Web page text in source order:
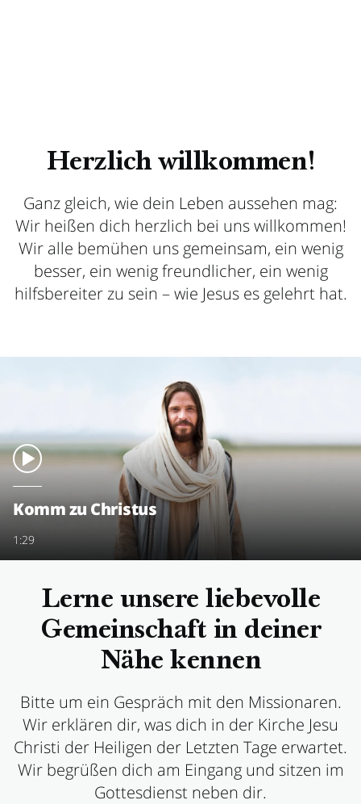
Herzlich willkommen!
Ganz gleich, wie dein Leben aussehen mag:
Wir heißen dich herzlich bei uns willkommen!
Wir alle bemühen uns gemeinsam, ein wenig
besser, ein wenig freundlicher, ein wenig
hilfsbereiter zu sein – wie Jesus es gelehrt hat.
Komm zu Christus
1:29
Lerne unsere liebevolle
Gemeinschaft in deiner
Nähe kennen
Bitte um ein Gespräch mit den Missionaren.
Wir erklären dir, was dich in der Kirche Jesu
Christi der Heiligen der Letzten Tage erwartet.
Wir begrüßen dich am Eingang und sitzen im
Gottesdienst neben dir.